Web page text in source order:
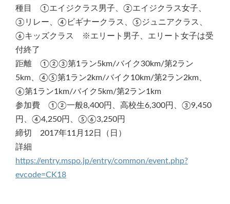
種目 ①エイジクラス男子、②エイジクラス女子、
③リレー、④ビギナークラス、⑤ジュニアクラス、
⑥キッズクラス ※エリート男子、エリート女子は受
付終了
距離 ①②③第1ラン5km/バイク30km/第2ラン
5km、④⑤第1ラン2km/バイク10km/第2ラン2km、
⑥第1ラン1km/バイク5km/第2ラン1km
参加費 ①②一般8,400円、高校生6,300円、③9,450
円、④4,250円、⑤⑥3,250円
締切 2017年11月12日（日）
詳細
https://entry.mspo.jp/entry/common/event.php?
evcode=CK18